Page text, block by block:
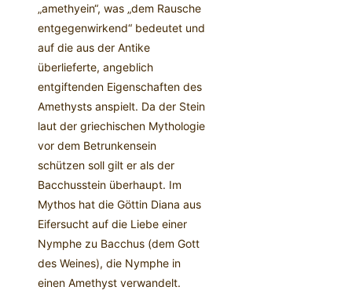
„amethyein“, was „dem Rausche
entgegenwirkend“ bedeutet und
auf die aus der Antike
überlieferte, angeblich
entgiftenden Eigenschaften des
Amethysts anspielt. Da der Stein
laut der griechischen Mythologie
vor dem Betrunkensein
schützen soll gilt er als der
Bacchusstein überhaupt. Im
Mythos hat die Göttin Diana aus
Eifersucht auf die Liebe einer
Nymphe zu Bacchus (dem Gott
des Weines), die Nymphe in
einen Amethyst verwandelt.